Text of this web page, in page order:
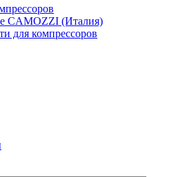
CAMOZZI (Италия)
для компрессоров